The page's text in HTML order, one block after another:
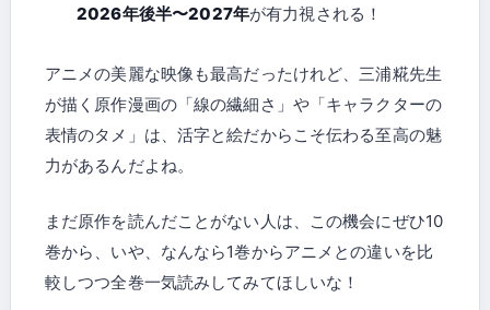
2026年後半〜2027年が有力視される！
アニメの美麗な映像も最高だったけれど、三浦糀先生
が描く原作漫画の「線の繊細さ」や「キャラクターの
表情のタメ」は、活字と絵だからこそ伝わる至高の魅
力があるんだよね。
まだ原作を読んだことがない人は、この機会にぜひ10
巻から、いや、なんなら1巻からアニメとの違いを比
較しつつ全巻一気読みしてみてほしいな！